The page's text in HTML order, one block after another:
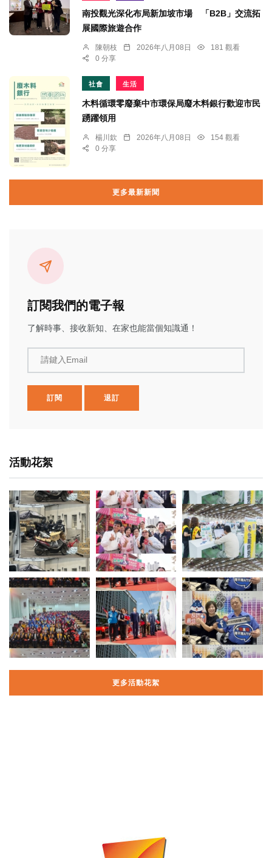
南投觀光深化布局新加坡市場 「B2B」交流拓
展國際旅遊合作
陳朝枝 2026年八月08日
181 觀看
0 分享
社會 生活
木料循環零廢棄中市環保局廢木料銀行歡迎市民
踴躍領用
楊川欽 2026年八月08日
154 觀看
0 分享
更多最新新聞
訂閱我們的電子報
了解時事、接收新知、在家也能當個知識通！
請鍵入Email
訂閱 退訂
活動花絮
更多活動花絮